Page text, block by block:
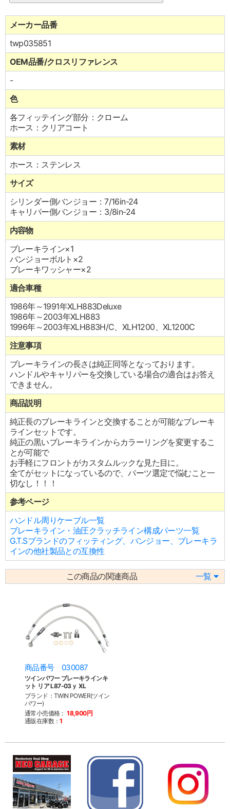
メーカー品番
twp035851
OEM品番/クロスリファレンス
-
色
各フィッテイング部分：クローム
ホース：クリアコート
素材
ホース：ステンレス
サイズ
シリンダー側バンジョー：7/16in-24
キャリパー側バンジョー：3/8in-24
内容物
ブレーキライン×1
バンジョーボルト×2
ブレーキワッシャー×2
適合車種
1986年～1991年XLH883Deluxe
1986年～2003年XLH883
1996年～2003年XLH883H/C、XLH1200、XL1200C
注意事項
ブレーキラインの長さは純正同等となっております。
ハンドルやキャリパーを交換している場合の適合はお答え
できません。
商品説明
純正長のブレーキラインと交換することが可能なブレーキ
ラインセットです。
純正の黒いブレーキラインからカラーリングを変更するこ
とが可能で
お手軽にフロントがカスタムルックな見た目に。
全てがセットになっているので、パーツ選定で悩むこと一
切なし！！！
参考ページ
ハンドル周りケーブル一覧
ブレーキライン・油圧クラッチライン構成パーツ一覧
G.T.Sブランドのフィッティング、バンジョー、ブレーキラ
インの他社製品との互換性
この商品の関連商品 一覧
商品番号 030087
ツインパワー ブレーキラインキ
ット リア L87-03ｙ XL
ブランド：TWIN POWER(ツイン
パワー)
通常小売価格： 18,900円
通販在庫数：1